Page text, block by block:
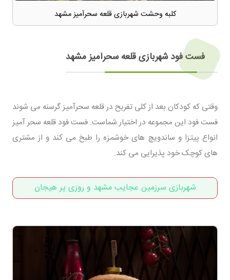
کلبه وحشت شهربازی قلعه سحرآمیز مشهد
فست فود شهربازی قلعه سحرآمیز مشهد
وقتی که کودکان بعد از کلی تفریح در قلعه سحرآمیز گرسنه می شوند
فست فود این مجموعه در اختیار شماست. فست فود قلعه سحر آمیز
انواع پیتزا و ساندویچ های خوشمزه را طبخ می کند و از مشتری
های کوچک خود پذیرایی می کند.
شهربازی سرزمین عجایب مشهد و روزی پر هیجان